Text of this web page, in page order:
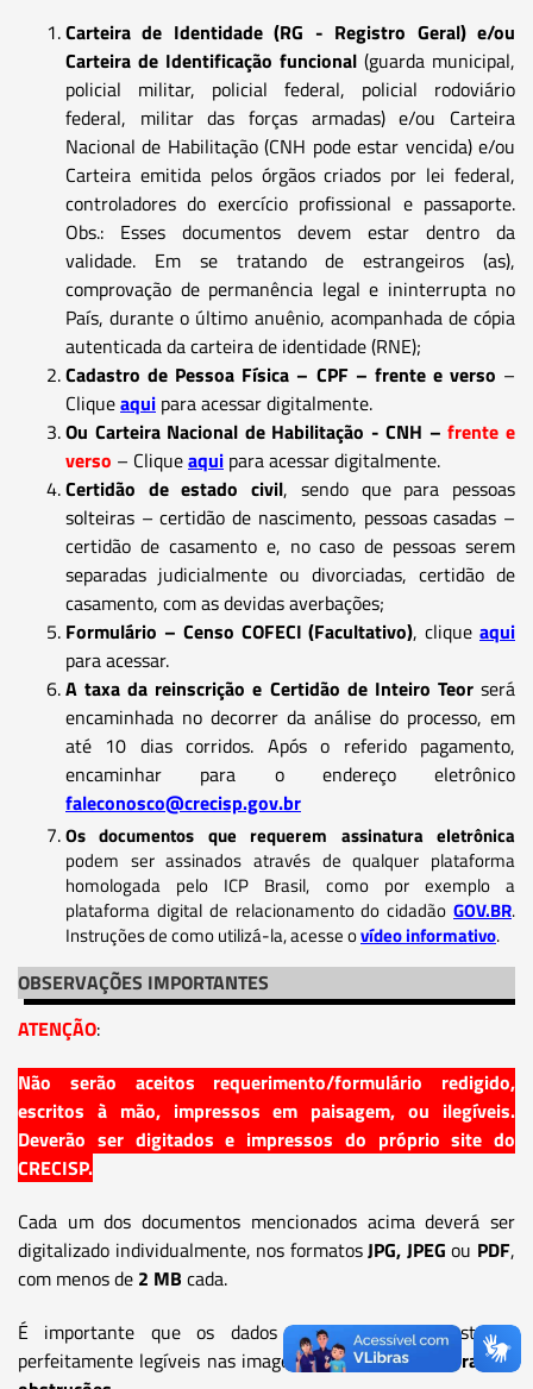
Carteira de Identidade (RG - Registro Geral) e/ou
Carteira de Identificação funcional (guarda municipal,
policial militar, policial federal, policial rodoviário
federal, militar das forças armadas) e/ou Carteira
Nacional de Habilitação (CNH pode estar vencida) e/ou
Carteira emitida pelos órgãos criados por lei federal,
controladores do exercício profissional e passaporte.
Obs.: Esses documentos devem estar dentro da
validade. Em se tratando de estrangeiros (as),
comprovação de permanência legal e ininterrupta no
País, durante o último anuênio, acompanhada de cópia
autenticada da carteira de identidade (RNE);
Cadastro de Pessoa Física – CPF – frente e verso –
Cliqueaqui para acessar digitalmente.
Ou Carteira Nacional de Habilitação - CNH – frente e
verso – Cliqueaqui para acessar digitalmente.
Certidão de estado civil, sendo que para pessoas
solteiras – certidão de nascimento, pessoas casadas –
certidão de casamento e, no caso de pessoas serem
separadas judicialmente ou divorciadas, certidão de
casamento, com as devidas averbações;
Formulário – Censo COFECI (Facultativo), cliqueaqui
para acessar.
A taxa da reinscrição e Certidão de Inteiro Teorserá
encaminhada no decorrer da análise do processo, em
até 10 dias corridos. Após o referido pagamento,
encaminhar para o endereço eletrônico
faleconosco@crecisp.gov.br
Os documentos que requerem assinatura eletrônica
podem ser assinados através de qualquer plataforma
homologada pelo ICP Brasil, como por exemplo a
plataforma digital de relacionamento do cidadão GOV.BR.
Instruções de como utilizá-la, acesse ovídeo informativo.
OBSERVAÇÕES IMPORTANTES
ATENÇÃO:
Não serão aceitos requerimento/formulário redigido,
escritos à mão, impressos em paisagem, ou ilegíveis.
Deverão ser digitados e impressos do próprio site do
CRECISP.
Cada um dos documentos mencionados acima deverá ser
digitalizado individualmente, nos formatosJPG, JPEG ou PDF,
com menos de 2 MB cada.
É importante que os dados dos documentos estejam
perfeitamente legíveis nas imagens,sem cortes, rasuras ou